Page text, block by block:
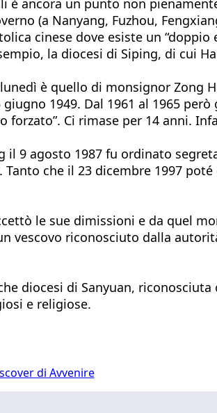
è ancora un punto non
(a Nanyang, Fuzhou,
cinese dove esiste un
la diocesi di Siping, di cui
è quello di monsignor Zong
1949. Dal 1961 al 1965
forzato”. Ci rimase per 14 anni.
il 9 agosto 1987 fu ordinato
che il 23 dicembre 1997
le sue dimissioni e da quel
vescovo riconosciuto dalla
diocesi di Sanyuan,
e religiose.
di Avvenire